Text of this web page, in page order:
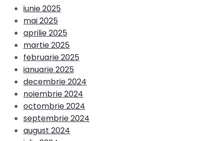
iunie 2025
mai 2025
aprilie 2025
martie 2025
februarie 2025
ianuarie 2025
decembrie 2024
noiembrie 2024
octombrie 2024
septembrie 2024
august 2024